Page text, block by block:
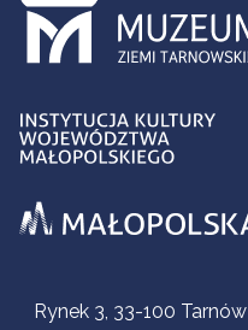
kontaktowe
Rynek 3, 33-100 Tarnów